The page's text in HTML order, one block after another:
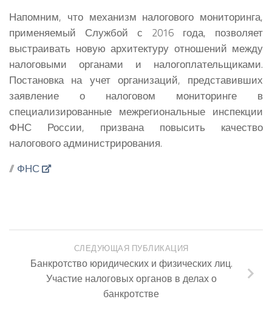
Напомним, что механизм налогового мониторинга,
применяемый Службой с 2016 года, позволяет
выстраивать новую архитектуру отношений между
налоговыми органами и налогоплательщиками.
Постановка на учет организаций, представивших
заявление о налоговом мониторинге в
специализированные межрегиональные инспекции
ФНС России, призвана повысить качество
налогового администрирования.
// ФНС
СЛЕДУЮЩАЯ ПУБЛИКАЦИЯ
Банкротство юридических и физических лиц.
Участие налоговых органов в делах о
банкротстве